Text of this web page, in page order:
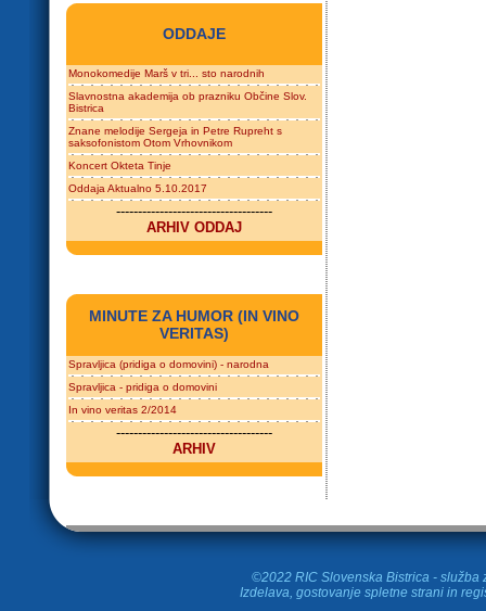
ODDAJE
Monokomedije Marš v tri... sto narodnih
Slavnostna akademija ob prazniku Občine Slov.
Bistrica
Znane melodije Sergeja in Petre Rupreht s
saksofonistom Otom Vrhovnikom
Koncert Okteta Tinje
Oddaja Aktualno 5.10.2017
------------------------------------
ARHIV ODDAJ
MINUTE ZA HUMOR (IN VINO
VERITAS)
Spravljica (pridiga o domovini) - narodna
Spravljica - pridiga o domovini
In vino veritas 2/2014
------------------------------------
ARHIV
©2022 RIC Slovenska Bistrica - služba
Izdelava, gostovanje spletne strani in